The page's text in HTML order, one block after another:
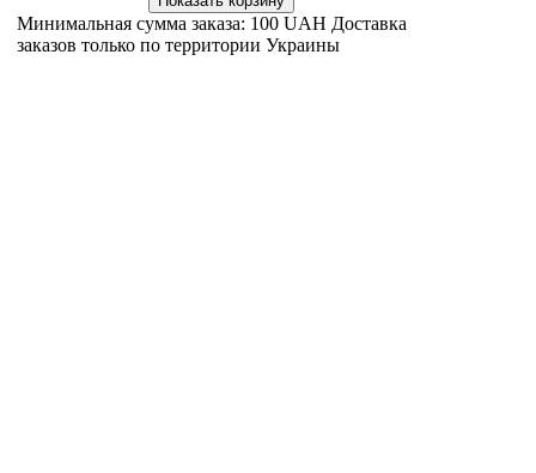
Минимальная сумма заказа: 100 UAH Доставка
заказов только по территории Украины